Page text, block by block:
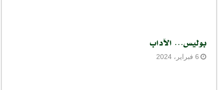
بوليس… الآداب
6 فبراير، 2024